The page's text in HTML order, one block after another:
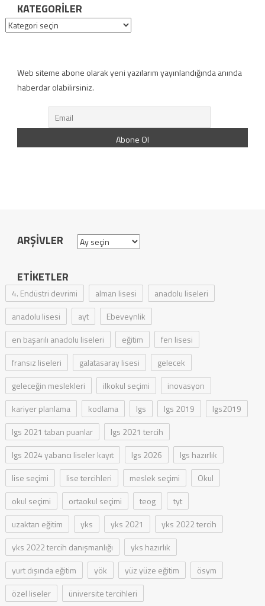
KATEGORILER
Kategoriler
Web siteme abone olarak yeni yazılarım yayınlandığında anında
haberdar olabilirsiniz.
ARŞIVLER Arşivler
ETIKETLER
4. Endüstri devrimi alman lisesi
anadolu liseleri
anadolu lisesi
ayt
Ebeveynlik
en başarılı anadolu liseleri
eğitim
fen lisesi
fransız liseleri
galatasaray lisesi
gelecek
geleceğin meslekleri
ilkokul seçimi
inovasyon
kariyer planlama
kodlama lgs lgs 2019
lgs2019
lgs 2021 taban puanlar
lgs 2021 tercih
lgs 2024 yabancı liseler kayıt
lgs 2026
lgs hazırlık
lise seçimi
lise tercihleri meslek seçimi
Okul
okul seçimi
ortaokul seçimi teog
tyt
uzaktan eğitim
yks yks 2021
yks 2022 tercih
yks 2022 tercih danışmanlığı
yks hazırlık
yurt dışında eğitim
yök yüz yüze eğitim
ösym
özel liseler
üniversite tercihleri